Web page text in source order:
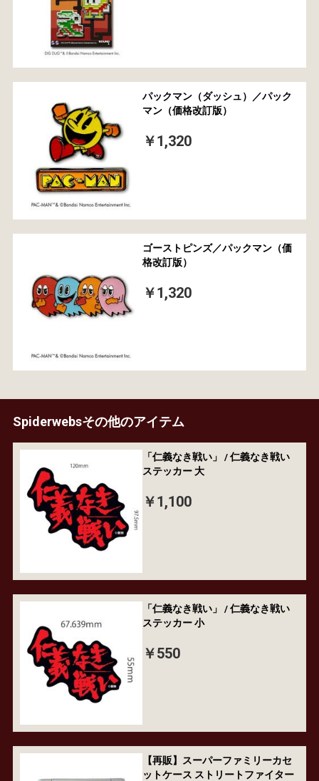
パックマン（ダッシュ）／パック
マン（価格改訂版）
￥1,320
ゴーストピンズ／パックマン（価
格改訂版）
￥1,320
Spiderwebsその他のアイテム
「仁義なき戦い」 / 仁義なき戦い
ステッカー 大
￥1,100
「仁義なき戦い」 / 仁義なき戦い
ステッカー 小
￥550
【再販】スーパーファミリーカセ
ットケース ストリートファイター